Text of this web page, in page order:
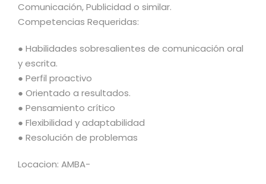
Comunicación, Publicidad o similar.
Competencias Requeridas:
● Habilidades sobresalientes de comunicación oral
y escrita.
● Perfil proactivo
● Orientado a resultados.
● Pensamiento crítico
● Flexibilidad y adaptabilidad
● Resolución de problemas
Locacion: AMBA-